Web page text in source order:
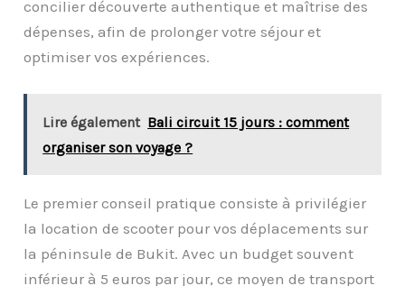
concilier découverte authentique et maîtrise des
dépenses, afin de prolonger votre séjour et
optimiser vos expériences.
Lire également Bali circuit 15 jours : comment
organiser son voyage ?
Le premier conseil pratique consiste à privilégier
la location de scooter pour vos déplacements sur
la péninsule de Bukit. Avec un budget souvent
inférieur à 5 euros par jour, ce moyen de transport